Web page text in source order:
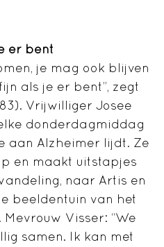
er bent
je mag ook blijven
als je er bent”, zegt
Vrijwilliger Josee
donderdagmiddag
aan Alzheimer lijdt. Ze
en maakt uitstapjes
naar Artis en
beeldentuin van het
Mevrouw Visser: “We
samen. Ik kan met